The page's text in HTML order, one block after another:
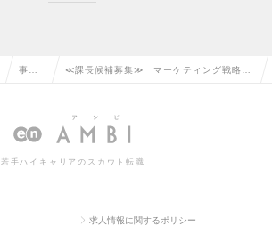
事業
の転
≪課長候補募集≫ マーケティング戦略・
立案～実行の求人情報
若手ハイキャリアのスカウト転職
求人情報に関するポリシー